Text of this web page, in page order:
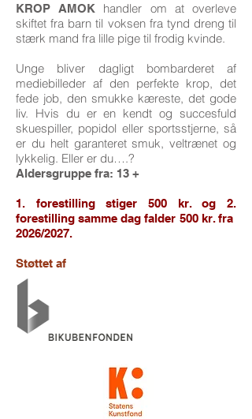
KROP AMOK handler om at overleve
skiftet fra barn til voksen fra tynd dreng til
stærk mand fra lille pige til frodig kvinde.
Unge bliver dagligt bombarderet af
mediebilleder af den perfekte krop, det
fede job, den smukke kæreste, det gode
liv. Hvis du er en kendt og succesfuld
skuespiller, popidol eller sportsstjerne, så
er du helt garanteret smuk, veltrænet og
lykkelig. Eller er du….?
Aldersgruppe fra: 13 +
1. forestilling stiger 500 kr. og 2.
forestilling samme dag falder 500 kr. fra
2026/2027.
Støttet af